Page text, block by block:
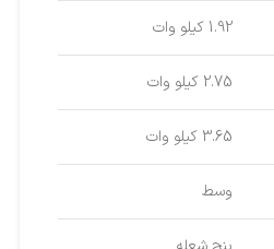
1.92 کیلو وات
2.75 کیلو وات
3.65 کیلو وات
وسط